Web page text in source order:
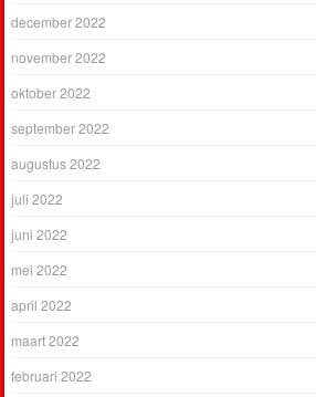
december 2022
november 2022
oktober 2022
september 2022
augustus 2022
juli 2022
juni 2022
mei 2022
april 2022
maart 2022
februari 2022